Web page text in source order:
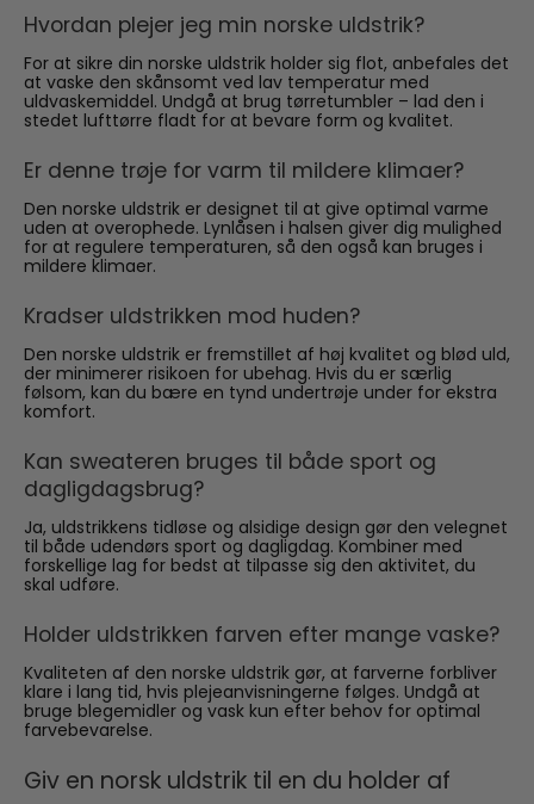
Hvordan plejer jeg min norske uldstrik?
For at sikre din norske uldstrik holder sig flot, anbefales det
at vaske den skånsomt ved lav temperatur med
uldvaskemiddel. Undgå at brug tørretumbler – lad den i
stedet lufttørre fladt for at bevare form og kvalitet.
Er denne trøje for varm til mildere klimaer?
Den norske uldstrik er designet til at give optimal varme
uden at overophede. Lynlåsen i halsen giver dig mulighed
for at regulere temperaturen, så den også kan bruges i
mildere klimaer.
Kradser uldstrikken mod huden?
Den norske uldstrik er fremstillet af høj kvalitet og blød uld,
der minimerer risikoen for ubehag. Hvis du er særlig
følsom, kan du bære en tynd undertrøje under for ekstra
komfort.
Kan sweateren bruges til både sport og
dagligdagsbrug?
Ja, uldstrikkens tidløse og alsidige design gør den velegnet
til både udendørs sport og dagligdag. Kombiner med
forskellige lag for bedst at tilpasse sig den aktivitet, du
skal udføre.
Holder uldstrikken farven efter mange vaske?
Kvaliteten af den norske uldstrik gør, at farverne forbliver
klare i lang tid, hvis plejeanvisningerne følges. Undgå at
bruge blegemidler og vask kun efter behov for optimal
farvebevarelse.
Giv en norsk uldstrik til en du holder af